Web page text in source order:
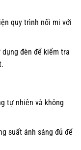
quy trình nối mi với
đèn để kiểm tra
tự nhiên và không
suất ánh sáng đủ để